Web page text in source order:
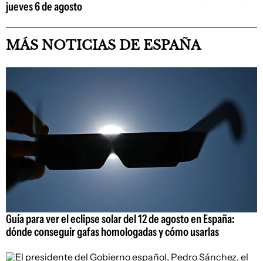
jueves 6 de agosto
MÁS NOTICIAS DE ESPAÑA
Guía para ver el eclipse solar del 12 de agosto en España:
dónde conseguir gafas homologadas y cómo usarlas